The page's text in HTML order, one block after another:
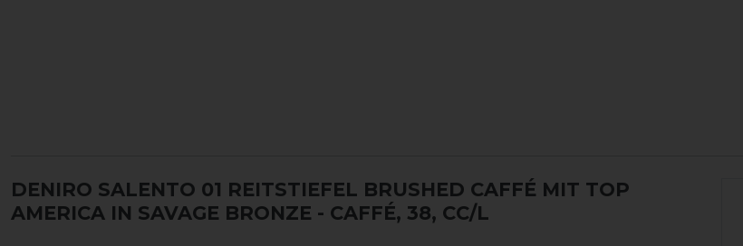
DENIRO SALENTO 01 REITSTIEFEL BRUSHED CAFFÉ MIT TOP
AMERICA IN SAVAGE BRONZE - CAFFÉ, 38, CC/L